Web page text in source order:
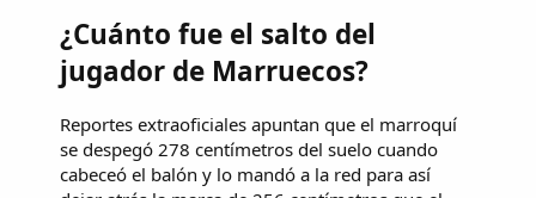
¿Cuánto fue el salto del
jugador de Marruecos?
Reportes extraoficiales apuntan que el marroquí
se despegó 278 centímetros del suelo cuando
cabeceó el balón y lo mandó a la red para así